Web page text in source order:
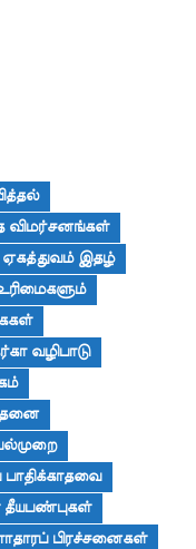
விமர்சனங்கள்
ஏகத்துவம் இதழ்
வழிபாடு
தீயபண்புகள்
பிரச்சனைகள்